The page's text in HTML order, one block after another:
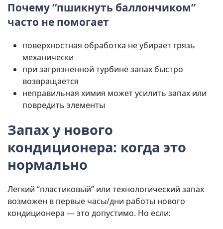
Почему “пшикнуть баллончиком”
часто не помогает
поверхностная обработка не убирает грязь
механически
при загрязненной турбине запах быстро
возвращается
неправильная химия может усилить запах или
повредить элементы
Запах у нового
кондиционера: когда это
нормально
Легкий “пластиковый” или технологический запах
возможен в первые часы/дни работы нового
кондиционера — это допустимо. Но если: